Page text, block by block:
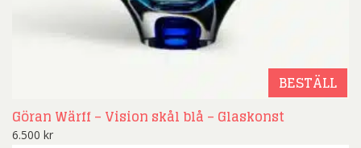
BESTÄLL
Göran Wärff – Vision skål blå – Glaskonst
6.500 kr